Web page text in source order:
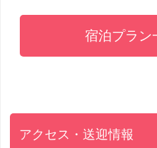
宿泊プラン
アクセス・送迎情報